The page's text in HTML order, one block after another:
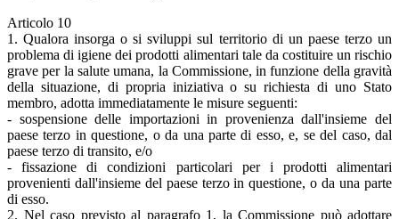
Articolo 10
1. Qualora insorga o si sviluppi sul territorio di un paese terzo un
problema di igiene dei prodotti alimentari tale da costituire un rischio
grave per la salute umana, la Commissione, in funzione della gravità
della situazione, di propria iniziativa o su richiesta di uno Stato
membro, adotta immediatamente le misure seguenti:
- sospensione delle importazioni in provenienza dall'insieme del
paese terzo in questione, o da una parte di esso, e, se del caso, dal
paese terzo di transito, e/o
- fissazione di condizioni particolari per i prodotti alimentari
provenienti dall'insieme del paese terzo in questione, o da una parte
di esso.
2. Nel caso previsto al paragrafo 1, la Commissione può adottare